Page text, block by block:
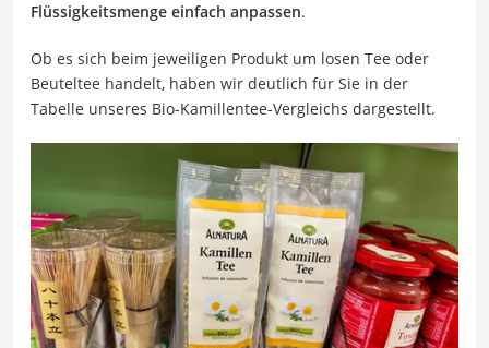
Flüssigkeitsmenge einfach anpassen.
Ob es sich beim jeweiligen Produkt um losen Tee oder
Beuteltee handelt, haben wir deutlich für Sie in der
Tabelle unseres Bio-Kamillentee-Vergleichs dargestellt.